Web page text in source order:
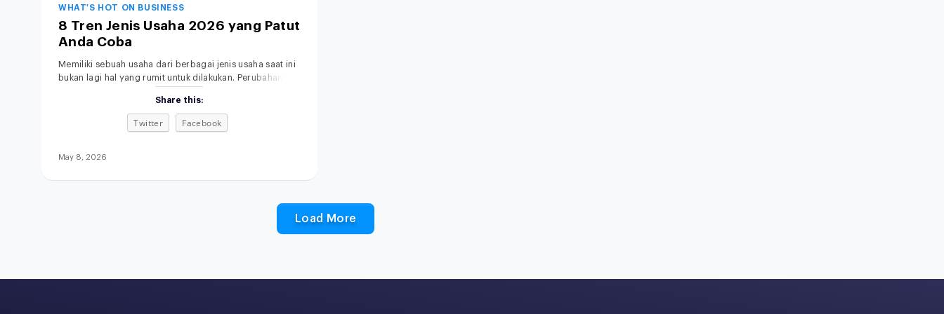
WHAT'S HOT ON BUSINESS
8 Tren Jenis Usaha 2026 yang Patut
Anda Coba
Memiliki sebuah usaha dari berbagai jenis usaha saat ini
bukan lagi hal yang rumit untuk dilakukan. Perubahan
terbukanya akses informasi membuat siapa pun punya
kesempatan untuk memulai bisnis, bahkan dari skala
kecil sekalipun. Menariknya, di tahun 2026, peluang
juga dari perubahan
Share this:
Twitter Facebook
May 8, 2026
Load More